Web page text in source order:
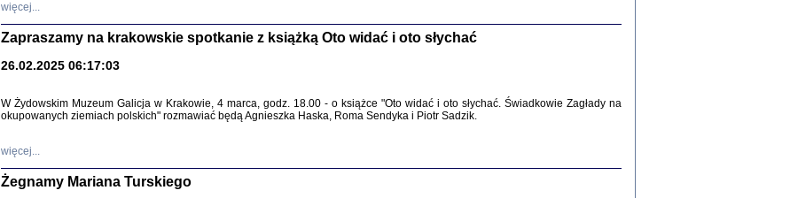
więcej...
Zapraszamy na krakowskie spotkanie z książką Oto widać i oto słychać
26.02.2025 06:17:03
W Żydowskim Muzeum Galicja w Krakowie, 4 marca, godz. 18.00 - o książce "Oto widać i oto słychać. Świadkowie Zagłady na
okupowanych ziemiach polskich" rozmawiać będą Agnieszka Haska, Roma Sendyka i Piotr Sadzik.
więcej...
Żegnamy Mariana Turskiego